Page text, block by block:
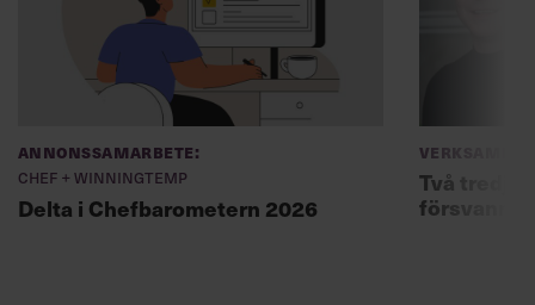
Annonssamarbete:
Chef + Winningtemp
Delta i Chefbarometern 2026
Två
försvann